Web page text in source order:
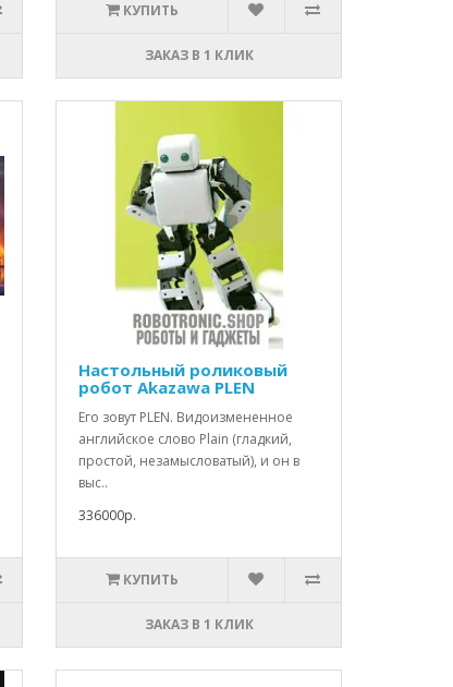
КУПИТЬ
ЗАКАЗ В 1 КЛИК
Настольный роликовый
робот Akazawa PLEN
Его зовут PLEN. Видоизмененное
английское слово Plain (гладкий,
простой, незамысловатый), и он в
выс..
336000р.
КУПИТЬ
ЗАКАЗ В 1 КЛИК